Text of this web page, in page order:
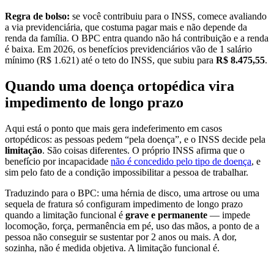
Regra de bolso: se você contribuiu para o INSS, comece avaliando
a via previdenciária, que costuma pagar mais e não depende da
renda da família. O BPC entra quando não há contribuição e a renda
é baixa. Em 2026, os benefícios previdenciários vão de 1 salário
mínimo (R$ 1.621) até o teto do INSS, que subiu para R$ 8.475,55.
Quando uma doença ortopédica vira
impedimento de longo prazo
Aqui está o ponto que mais gera indeferimento em casos
ortopédicos: as pessoas pedem “pela doença”, e o INSS decide pela
limitação. São coisas diferentes. O próprio INSS afirma que o
benefício por incapacidade não é concedido pelo tipo de doença, e
sim pelo fato de a condição impossibilitar a pessoa de trabalhar.
Traduzindo para o BPC: uma hérnia de disco, uma artrose ou uma
sequela de fratura só configuram impedimento de longo prazo
quando a limitação funcional é grave e permanente — impede
locomoção, força, permanência em pé, uso das mãos, a ponto de a
pessoa não conseguir se sustentar por 2 anos ou mais. A dor,
sozinha, não é medida objetiva. A limitação funcional é.